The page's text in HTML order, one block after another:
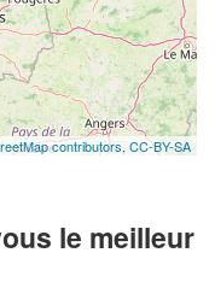
contributors, CC-BY-SA
le meilleur